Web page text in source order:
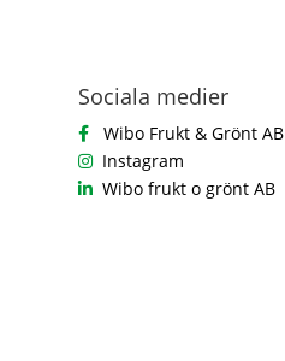
Sociala medier
Wibo Frukt & Grönt AB
Instagram
Wibo frukt o grönt AB